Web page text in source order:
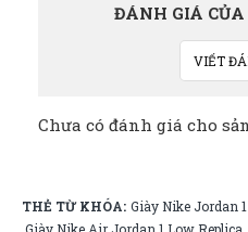
ĐÁNH GIÁ
VIẾT
Chưa có đánh giá cho
THẺ TỪ KHÓA: Giày Nike Jordan